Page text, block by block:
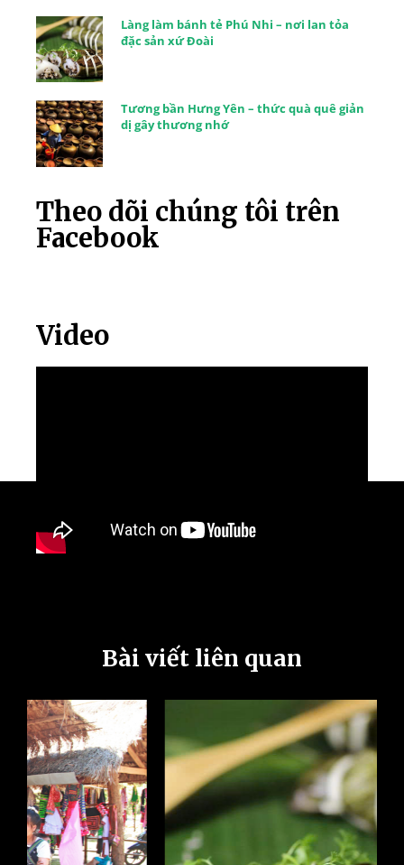
Làng làm bánh tẻ Phú Nhi – nơi lan tỏa
đặc sản xứ Đoài
Tương bần Hưng Yên – thức quà quê giản
dị gây thương nhớ
Theo dõi chúng tôi trên
Facebook
Video
Bài viết liên quan